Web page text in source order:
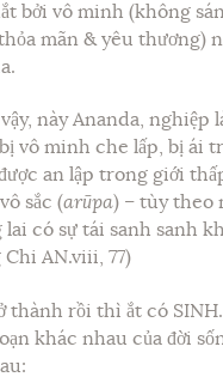
bởi vô minh (không
mãn & yêu thương)
vậy, này Ananda,
vô minh che lấp, bị ái
an lập trong giới
sắc (arūpa) – tùy theo
lai có sự tái sanh sanh
Chi AN.viii, 77)
thành rồi thì ắt có
khác nhau của đời